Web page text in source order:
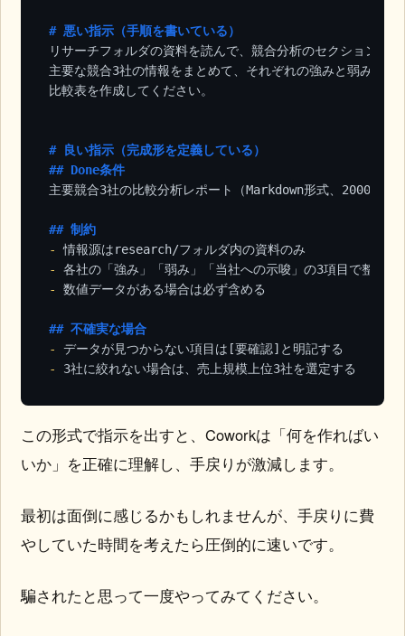
# 悪い指示（手順を書いている）
リサーチフォルダの資料を読んで、競合分析のセクションを
主要な競合3社の情報をまとめて、それぞれの強みと弱みを分
比較表を作成してください。
# 良い指示（完成形を定義している）
## Done条件
主要競合3社の比較分析レポート（Markdown形式、2000字以
## 制約
-
-
- 数値データがある場合は必ず含める
## 不確実な場合
-
- 3社に絞れない場合は、売上規模上位3社を選定する
この形式で指示を出すと、Coworkは「何を作ればい
いか」を正確に理解し、手戻りが激減します。
最初は面倒に感じるかもしれませんが、手戻りに費
やしていた時間を考えたら圧倒的に速いです。
騙されたと思って一度やってみてください。